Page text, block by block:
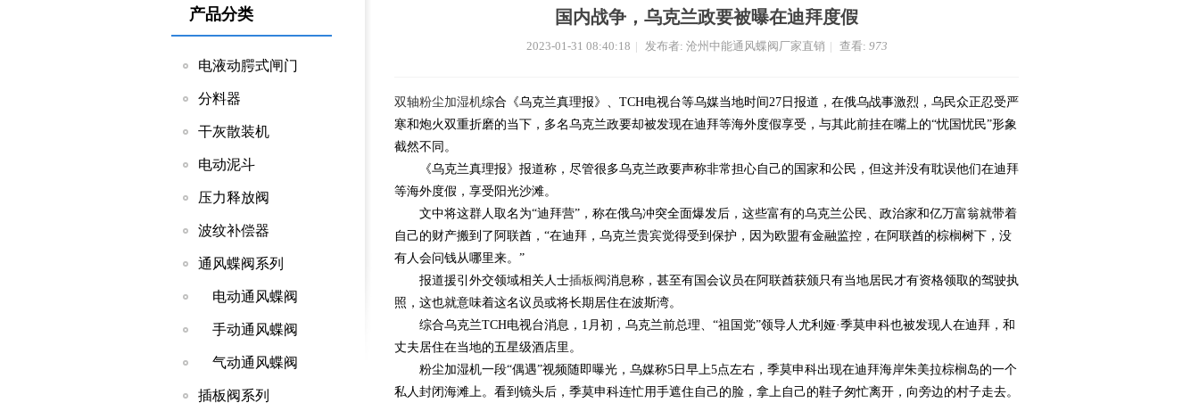
产品分类
电液动腭式闸门
分料器
干灰散装机
电动泥斗
压力释放阀
波纹补偿器
通风蝶阀系列
电动通风蝶阀
手动通风蝶阀
气动通风蝶阀
插板阀系列
国内战争，乌克兰政要被曝在迪拜度假
2023-01-31 08:40:18 | 发布者: 沧州中能通风蝶阀厂家直销 | 查看: 973
双轴粉尘加湿机综合《乌克兰真理报》、TCH电视台等乌媒当地时间27日报道，在俄乌战事激烈，乌民众正忍受严
寒和炮火双重折磨的当下，多名乌克兰政要却被发现在迪拜等海外度假享受，与其此前挂在嘴上的“忧国忧民”形象
截然不同。
《乌克兰真理报》报道称，尽管很多乌克兰政要声称非常担心自己的国家和公民，但这并没有耽误他们在迪拜
等海外度假，享受阳光沙滩。
文中将这群人取名为“迪拜营”，称在俄乌冲突全面爆发后，这些富有的乌克兰公民、政治家和亿万富翁就带着
自己的财产搬到了阿联酋，“在迪拜，乌克兰贵宾觉得受到保护，因为欧盟有金融监控，在阿联酋的棕榈树下，没
有人会问钱从哪里来。”
报道援引外交领域相关人士插板阀消息称，甚至有国会议员在阿联酋获颁只有当地居民才有资格领取的驾驶执
照，这也就意味着这名议员或将长期居住在波斯湾。
综合乌克兰TCH电视台消息，1月初，乌克兰前总理、“祖国党”领导人尤利娅·季莫申科也被发现人在迪拜，和
丈夫居住在当地的五星级酒店里。
粉尘加湿机一段“偶遇”视频随即曝光，乌媒称5日早上5点左右，季莫申科出现在迪拜海岸朱美拉棕榈岛的一个
私人封闭海滩上。看到镜头后，季莫申科连忙用手遮住自己的脸，拿上自己的鞋子匆忙离开，向旁边的村子走去。